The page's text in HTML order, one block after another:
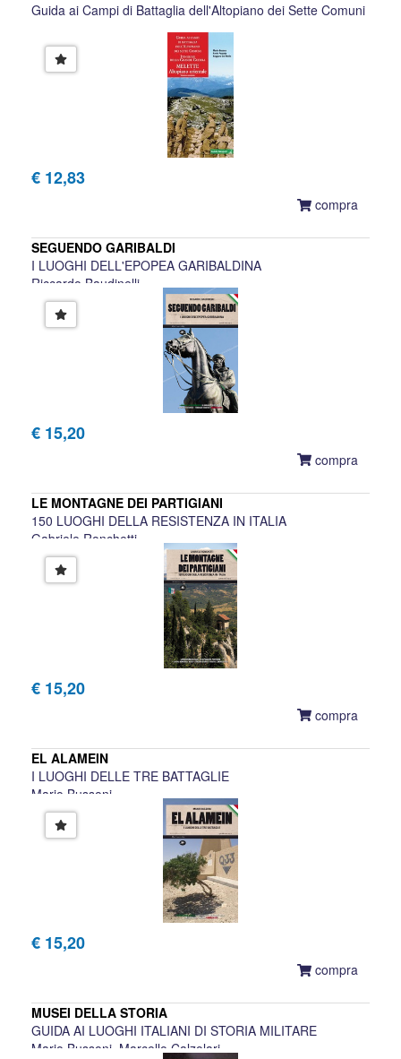
Guida ai Campi di Battaglia dell'Altopiano dei Sette Comuni
€ 12,83
compra
SEGUENDO GARIBALDI
I LUOGHI DELL'EPOPEA GARIBALDINA
Riccardo Baudinelli
€ 15,20
compra
LE MONTAGNE DEI PARTIGIANI
150 LUOGHI DELLA RESISTENZA IN ITALIA
Gabriele Ronchetti
€ 15,20
compra
EL ALAMEIN
I LUOGHI DELLE TRE BATTAGLIE
Mario Bussoni
€ 15,20
compra
MUSEI DELLA STORIA
GUIDA AI LUOGHI ITALIANI DI STORIA MILITARE
Mario Bussoni, Marcello Calzolari